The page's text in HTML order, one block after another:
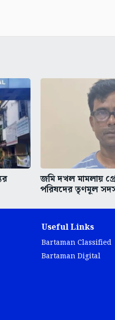
জমি দখল মামলায়
পরিষদের তৃণমূল
Useful Links
Bartaman Classified
Bartaman Digital